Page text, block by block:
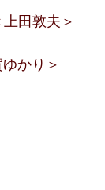
田敦夫＞
かり＞